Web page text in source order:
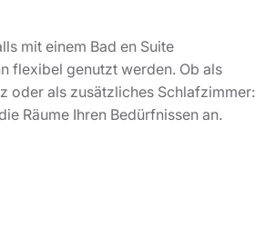
mit einem Bad en Suite
flexibel genutzt werden. Ob als
oder als zusätzliches Schlafzimmer:
Räume Ihren Bedürfnissen an.